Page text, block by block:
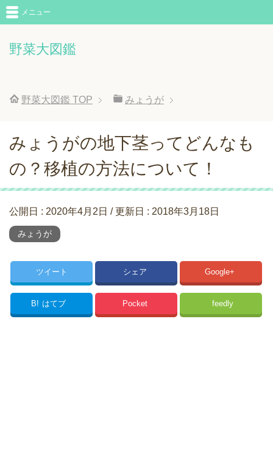
野菜大図鑑
メニュー
野菜大図鑑 TOP みょうが
みょうがの地下茎ってどんなも
の？移植の方法について！
公開日 : 2020年4月2日 / 更新日 : 2018年3月18日
みょうが
ツイート シェア Google+
B! はてブ Pocket feedly